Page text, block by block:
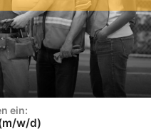
ein:
w/d)